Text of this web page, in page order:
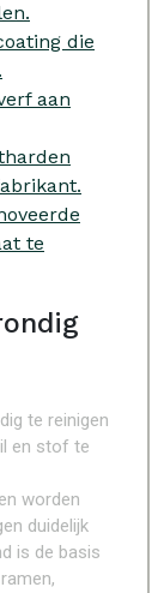
die
aan
te
te reinigen
en stof te
worden
duidelijk
is de basis